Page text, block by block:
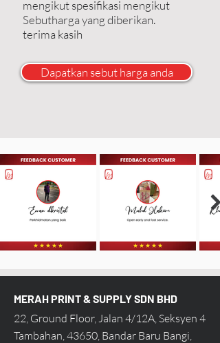
mengikut spesifikasi mengikut
Sebutharga yang diberikan.
terima kasih
Dapatkan sebut harga anda
MERAH PRINT & SUPPLY SDN BHD
22, Ground Floor, Jalan 4/12A, Seksyen 4
Tambahan, 43650, Bandar Baru Bangi,